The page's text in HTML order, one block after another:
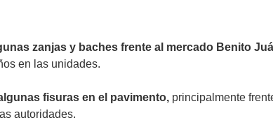
zanjas y baches frente al mercado Benito
en las unidades.
fisuras en el pavimento, principalmente
autoridades.